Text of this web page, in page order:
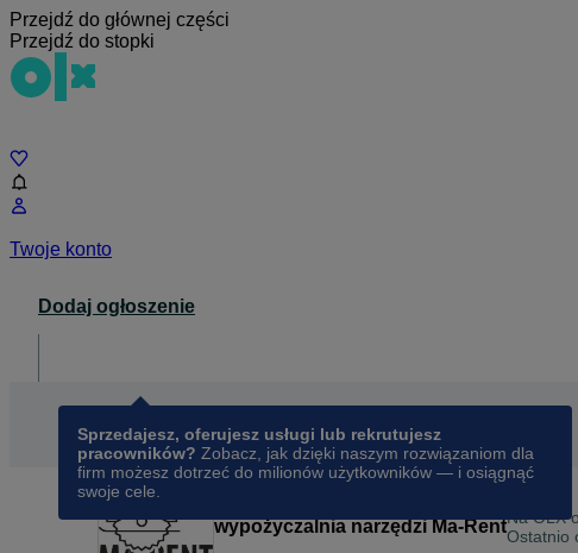
Przejdź do głównej części
Przejdź do stopki
Twoje konto
Dodaj ogłoszenie
Sprzedajesz, oferujesz usługi lub rekrutujesz
pracowników? Zobacz, jak dzięki naszym rozwiązaniom dla
firm możesz dotrzeć do milionów użytkowników — i osiągnąć
swoje cele.
wypożyczalnia narzędzi Ma-RentNa OLX
Ostatnio